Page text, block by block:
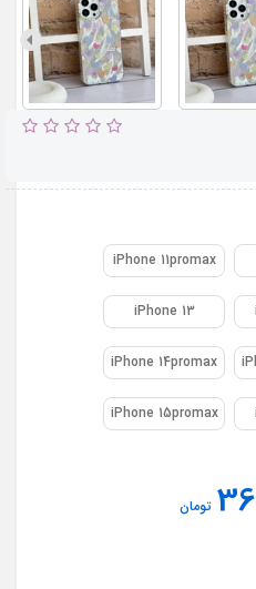
iPhone 11promax
iPhone 13
iPhone 14promax
iPhone 15promax
تومان